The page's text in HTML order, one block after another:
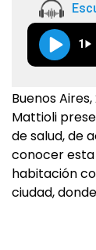
1
Buenos
Mattioli
de salud, de
conocer
habitación
ciudad,